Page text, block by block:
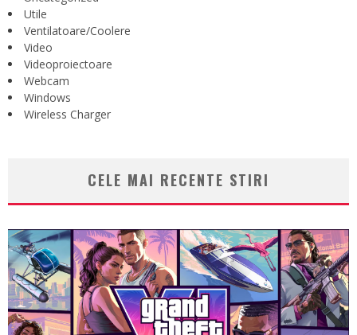
Utile
Ventilatoare/Coolere
Video
Videoproiectoare
Webcam
Windows
Wireless Charger
CELE MAI RECENTE STIRI